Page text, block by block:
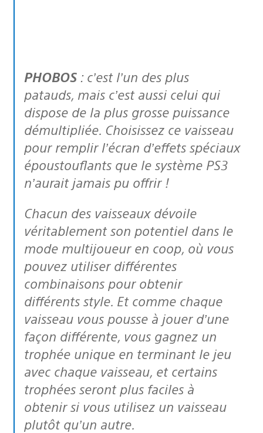
PHOBOS : c’est l’un des plus
patauds, mais c’est aussi celui qui
dispose de la plus grosse puissance
démultipliée. Choisissez ce vaisseau
pour remplir l’écran d’effets spéciaux
époustouflants que le système PS3
n’aurait jamais pu offrir !
Chacun des vaisseaux dévoile
véritablement son potentiel dans le
mode multijoueur en coop, où vous
pouvez utiliser différentes
combinaisons pour obtenir
différents style. Et comme chaque
vaisseau vous pousse à jouer d’une
façon différente, vous gagnez un
trophée unique en terminant le jeu
avec chaque vaisseau, et certains
trophées seront plus faciles à
obtenir si vous utilisez un vaisseau
plutôt qu’un autre.